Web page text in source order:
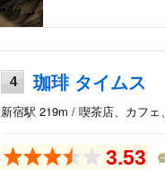
4 珈琲 タイムス
新宿駅 219m / 喫茶店、カフェ、
3.53